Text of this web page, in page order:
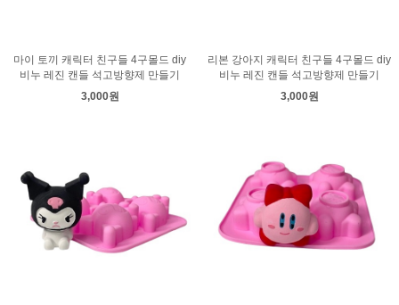
마이 토끼 캐릭터 친구들 4구몰드 diy
비누 레진 캔들 석고방향제 만들기
3,000원
리본 강아지 캐릭터 친구들 4구몰드 diy
비누 레진 캔들 석고방향제 만들기
3,000원